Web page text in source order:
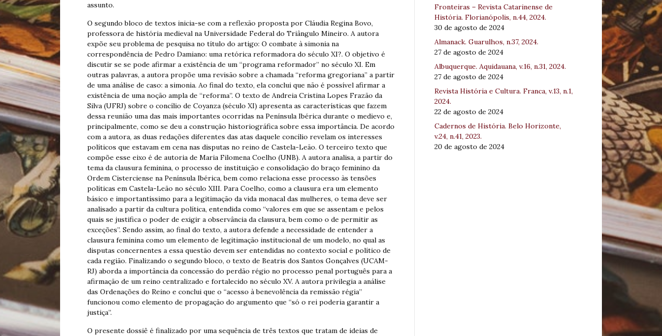
assunto.
O segundo bloco de textos inicia-se com a reflexão proposta por Cláudia Regina Bovo,
professora de história medieval na Universidade Federal do Triângulo Mineiro. A autora
expõe seu problema de pesquisa no título do artigo: O combate à simonia na
correspondência de Pedro Damiano: uma retórica reformadora do século XI?. O objetivo é
discutir se se pode afirmar a existência de um “programa reformador” no século XI. Em
outras palavras, a autora propõe uma revisão sobre a chamada “reforma gregoriana” a partir
de uma análise de caso: a simonia. Ao final do texto, ela conclui que não é possível afirmar a
existência de uma noção ampla de “reforma”. O texto de Andreia Cristina Lopes Frazão da
Silva (UFRJ) sobre o concílio de Coyanza (século XI) apresenta as características que fazem
dessa reunião uma das mais importantes ocorridas na Península Ibérica durante o medievo e,
principalmente, como se deu a construção historiográfica sobre essa importância. De acordo
com a autora, as duas redações diferentes das atas daquele concílio revelam os interesses
políticos que estavam em cena nas disputas no reino de Castela-Leão. O terceiro texto que
compõe esse eixo é de autoria de Maria Filomena Coelho (UNB). A autora analisa, a partir do
tema da clausura feminina, o processo de instituição e consolidação do braço feminino da
Ordem Cisterciense na Península Ibérica, bem como relaciona esse processo às tensões
políticas em Castela-Leão no século XIII. Para Coelho, como a clausura era um elemento
básico e importantíssimo para a legitimação da vida monacal das mulheres, o tema deve ser
analisado a partir da cultura política, entendida como “valores em que se assentam e pelos
quais se justifica o poder de exigir a observância da clausura, bem como o de permitir as
exceções”. Sendo assim, ao final do texto, a autora defende a necessidade de entender a
clausura feminina como um elemento de legitimação institucional de um modelo, no qual as
disputas concernentes a essa questão devem ser entendidas no contexto social e político de
cada região. Finalizando o segundo bloco, o texto de Beatris dos Santos Gonçalves (UCAM-
RJ) aborda a importância da concessão do perdão régio no processo penal português para a
afirmação de um reino centralizado e fortalecido no século XV. A autora privilegia a análise
das Ordenações do Reino e conclui que o “acesso à benevolência da remissão régia”
funcionou como elemento de propagação do argumento que “só o rei poderia garantir a
justiça”.
O presente dossiê é finalizado por uma sequência de três textos que tratam de ideias de
Fronteiras – Revista Catarinense de
História. Florianópolis, n.44, 2024.
30 de agosto de 2024
Almanack. Guarulhos, n.37, 2024.
27 de agosto de 2024
Albuquerque. Aquidauana, v.16, n.31, 2024.
27 de agosto de 2024
Revista História e Cultura. Franca, v.13, n.1,
2024.
22 de agosto de 2024
Cadernos de História. Belo Horizonte,
v.24, n.41, 2023.
20 de agosto de 2024